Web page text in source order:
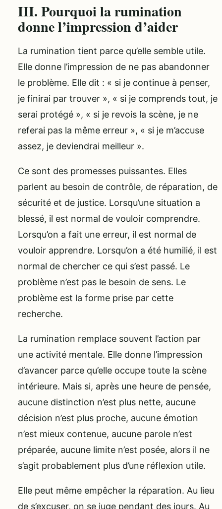
III. Pourquoi la rumination
donne l’impression d’aider
La rumination tient parce qu’elle semble utile.
Elle donne l’impression de ne pas abandonner
le problème. Elle dit : « si je continue à penser,
je finirai par trouver », « si je comprends tout, je
serai protégé », « si je revois la scène, je ne
referai pas la même erreur », « si je m’accuse
assez, je deviendrai meilleur ».
Ce sont des promesses puissantes. Elles
parlent au besoin de contrôle, de réparation, de
sécurité et de justice. Lorsqu’une situation a
blessé, il est normal de vouloir comprendre.
Lorsqu’on a fait une erreur, il est normal de
vouloir apprendre. Lorsqu’on a été humilié, il est
normal de chercher ce qui s’est passé. Le
problème n’est pas le besoin de sens. Le
problème est la forme prise par cette
recherche.
La rumination remplace souvent l’action par
une activité mentale. Elle donne l’impression
d’avancer parce qu’elle occupe toute la scène
intérieure. Mais si, après une heure de pensée,
aucune distinction n’est plus nette, aucune
décision n’est plus proche, aucune émotion
n’est mieux contenue, aucune parole n’est
préparée, aucune limite n’est posée, alors il ne
s’agit probablement plus d’une réflexion utile.
Elle peut même empêcher la réparation. Au lieu
de s’excuser, on se juge pendant des jours. Au